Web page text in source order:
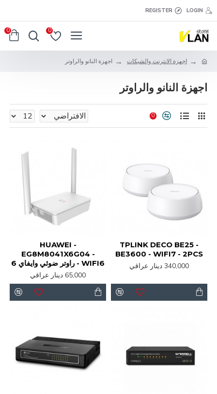
LOGIN
REGISTER
0
0
اجهزة الانترنت والشبكات اجهزة النانو والراوتر
اجهزة النانو والراوتر
0
TPLINK DECO BE25 -
BE3600 - WIFI7 - 2PCS
340,000 دينار عراقي
HUAWEI -
EG8M8041X6G04 -
WIFI6 - راوتر ضوئي وايفاي 6
65,000 دينار عراقي